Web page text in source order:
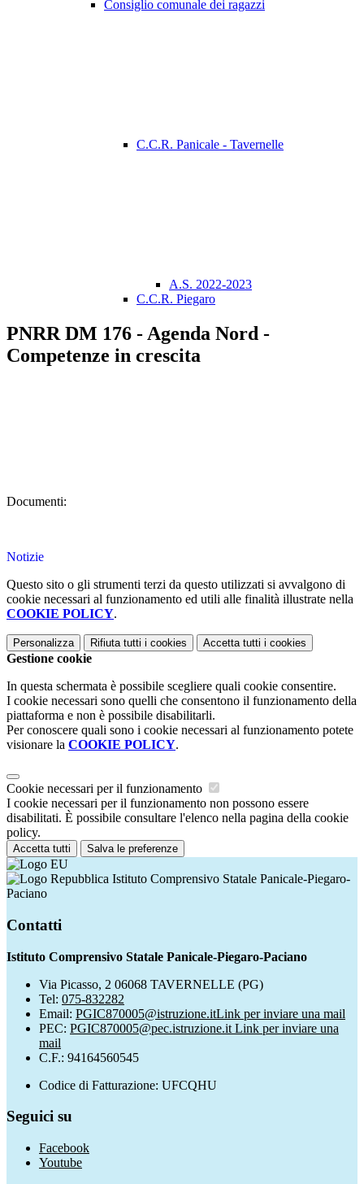
Consiglio comunale dei ragazzi
C.C.R. Panicale - Tavernelle
A.S. 2022-2023
C.C.R. Piegaro
PNRR DM 176 - Agenda Nord -
Competenze in crescita
Documenti:
Notizie
Questo sito o gli strumenti terzi da questo utilizzati si avvalgono di
cookie necessari al funzionamento ed utili alle finalità illustrate nella
COOKIE POLICY.
Personalizza Rifiuta tutti i cookies Accetta tutti i cookies
Gestione cookie
In questa schermata è possibile scegliere quali cookie consentire.
I cookie necessari sono quelli che consentono il funzionamento della
piattaforma e non è possibile disabilitarli.
Per conoscere quali sono i cookie necessari al funzionamento potete
visionare la COOKIE POLICY.
Cookie necessari per il funzionamento
I cookie necessari per il funzionamento non possono essere
disabilitati. È possibile consultare l'elenco nella pagina della cookie
policy.
Accetta tutti Salva le preferenze
Istituto Comprensivo Statale Panicale-Piegaro-
Paciano
Contatti
Istituto Comprensivo Statale Panicale-Piegaro-Paciano
Via Picasso, 2 06068 TAVERNELLE (PG)
Tel: 075-832282
Email: PGIC870005@istruzione.itLink per inviare una mail
PEC: PGIC870005@pec.istruzione.it Link per inviare una
mail
C.F.: 94164560545
Codice di Fatturazione: UFCQHU
Seguici su
Facebook
Youtube